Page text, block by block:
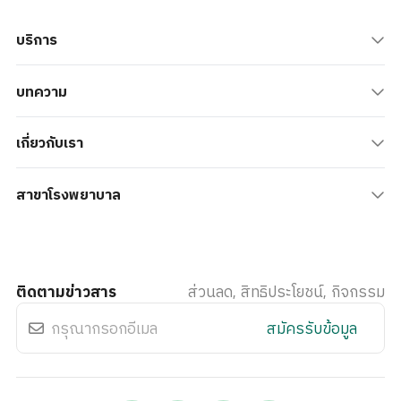
บริการ
บทความ
เกี่ยวกับเรา
สาขาโรงพยาบาล
ติดตามข่าวสาร
ส่วนลด, สิทธิประโยชน์, กิจกรรม
สมัครรับข้อมูล